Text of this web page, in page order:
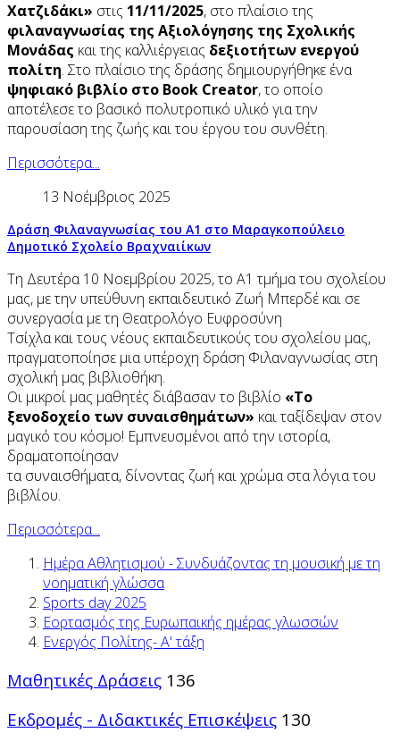
Χατζιδάκι» στις 11/11/2025, στο πλαίσιο της
φιλαναγνωσίας της Αξιολόγησης της Σχολικής
Μονάδας και της καλλιέργειας δεξιοτήτων ενεργού
πολίτη. Στο πλαίσιο της δράσης δημιουργήθηκε ένα
ψηφιακό βιβλίο στο Book Creator, το οποίο
αποτέλεσε το βασικό πολυτροπικό υλικό για την
παρουσίαση της ζωής και του έργου του συνθέτη.
Περισσότερα...
13 Νοέμβριος 2025
Δράση Φιλαναγνωσίας του Α1 στο Μαραγκοπούλειο
Δημοτικό Σχολείο Βραχναιίκων
Τη Δευτέρα 10 Νοεμβρίου 2025, το Α1 τμήμα του σχολείου
μας, με την υπεύθυνη εκπαιδευτικό Ζωή Μπερδέ και σε
συνεργασία με τη Θεατρολόγο Ευφροσύνη
Τσίχλα και τους νέους εκπαιδευτικούς του σχολείου μας,
πραγματοποίησε μια υπέροχη δράση Φιλαναγνωσίας στη
σχολική μας βιβλιοθήκη.
Οι μικροί μας μαθητές διάβασαν το βιβλίο «Το
ξενοδοχείο των συναισθημάτων» και ταξίδεψαν στον
μαγικό του κόσμο! Εμπνευσμένοι από την ιστορία,
δραματοποίησαν
τα συναισθήματα, δίνοντας ζωή και χρώμα στα λόγια του
βιβλίου.
Περισσότερα...
Ημέρα Αθλητισμού - Συνδυάζοντας τη μουσική με τη
νοηματική γλώσσα
Sports day 2025
Εορτασμός της Ευρωπαικής ημέρας γλωσσών
Ενεργός Πολίτης- Α' τάξη
Μαθητικές Δράσεις 136
Εκδρομές - Διδακτικές Επισκέψεις 130